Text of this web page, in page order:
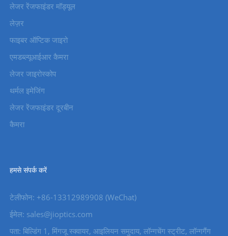
लेजर रेंजफाइंडर मॉड्यूल
लेज़र
फाइबर ऑप्टिक जाइरो
एमडब्ल्यूआईआर कैमरा
लेजर जाइरोस्कोप
थर्मल इमेजिंग
लेजर रेंजफाइंडर दूरबीन
कैमरा
हमसे संपर्क करें
टेलीफोन: +86-13312989908 (WeChat)
ईमेल: sales@jioptics.com
पता: बिल्डिंग 1, मिंगजू स्क्वायर, आइलियन समुदाय, लॉन्गचेंग स्ट्रीट, लॉन्गगैंग